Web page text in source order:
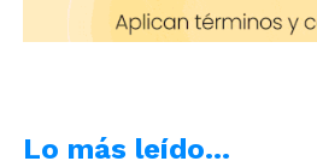
de jazmín, tendrás un olor
Lo más leído…